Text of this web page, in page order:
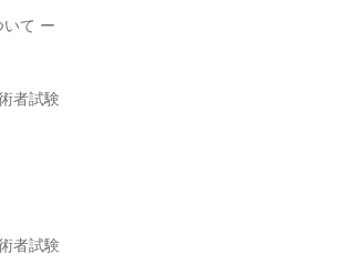
て ー
者試験
者試験